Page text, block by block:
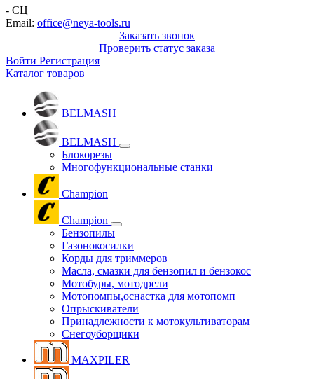
- СЦ
Email: office@neya-tools.ru
Заказать звонок
Проверить статус заказа
Войти Регистрация
Каталог товаров
BELMASH
BELMASH
Блокорезы
Многофункциональные станки
Champion
Champion
Бензопилы
Газонокосилки
Корды для триммеров
Масла, смазки для бензопил и бензокос
Мотобуры, мотодрели
Мотопомпы,оснастка для мотопомп
Опрыскиватели
Принадлежности к мотокультиваторам
Снегоуборщики
MAXPILER